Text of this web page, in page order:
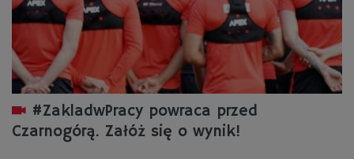
#ZakladwPracy powraca przed
Czarnogórą. Załóż się o wynik!